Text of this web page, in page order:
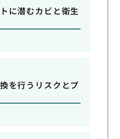
に潜むカビと衛生
を行うリスクとプ